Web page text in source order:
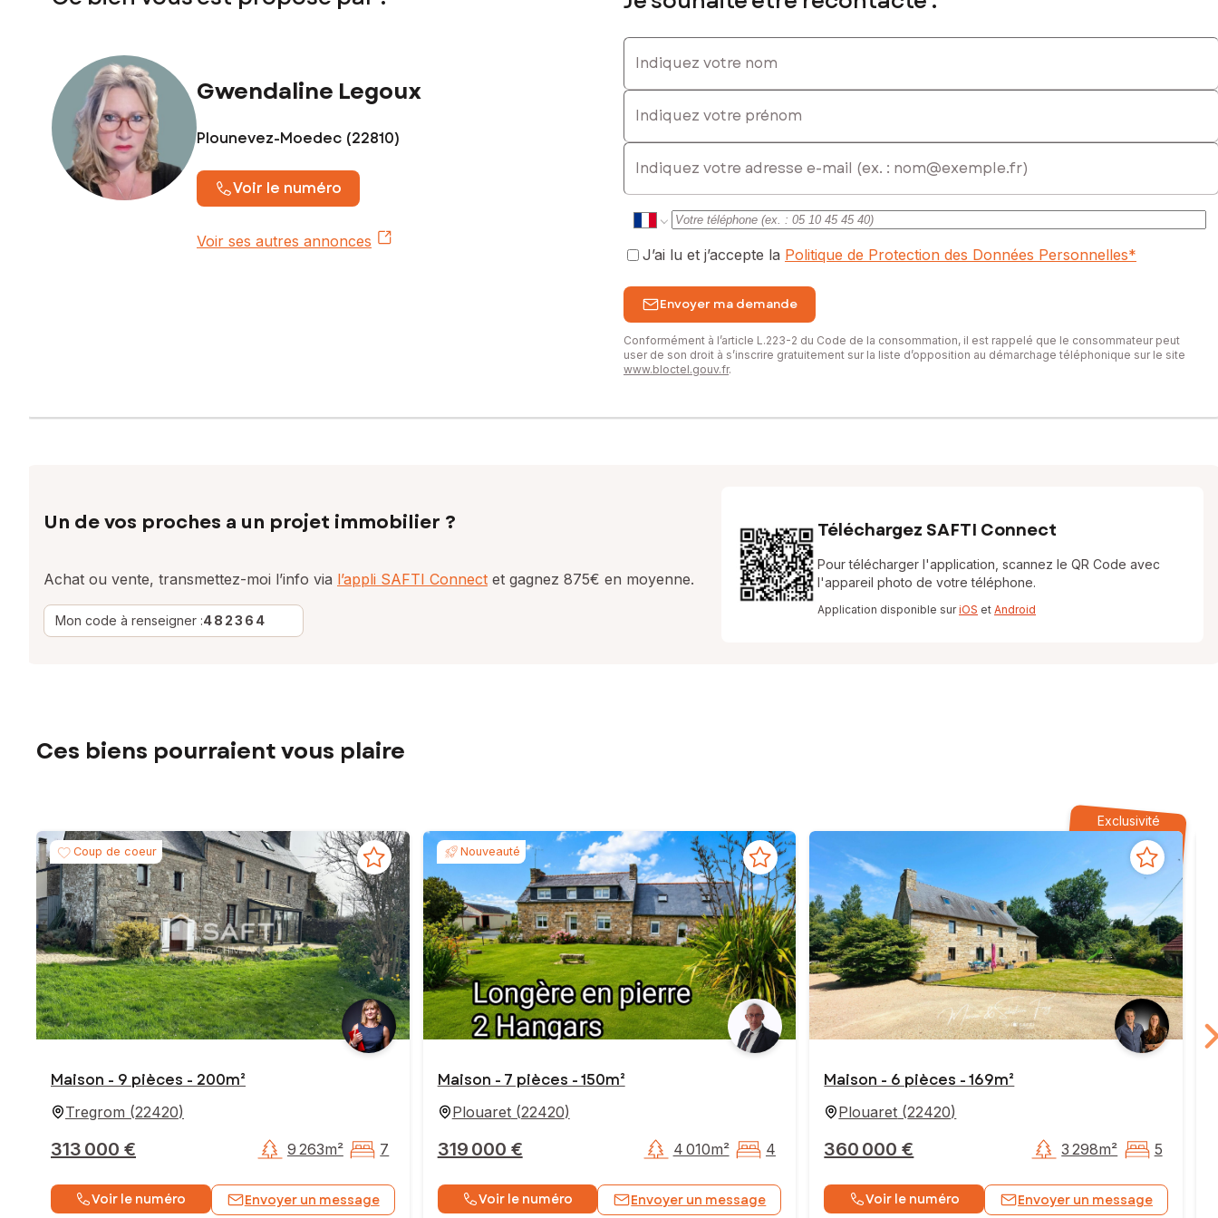
Gwendaline Legoux
Plounevez-Moedec (22810)
Voir le numéro
Voir ses autres annonces
Indiquez votre nom
Indiquez votre prénom
E-mail
J’ai lu et j’accepte la Politique de Protection des Données Personnelles*
Envoyer ma demande
Conformément à l’article L.223-2 du Code de la consommation, il est rappelé que le consommateur peut
user de son droit à s’inscrire gratuitement sur la liste d’opposition au démarchage téléphonique sur le site
www.bloctel.gouv.fr.
Un de vos proches a un projet immobilier ?
Achat ou vente, transmettez-moi l’info via l’appli SAFTI Connect et gagnez 875€ en moyenne.
Mon code à renseigner :482364
Téléchargez SAFTI Connect
Pour télécharger l'application, scannez le QR Code avec
l'appareil photo de votre téléphone.
Application disponible suriOS et Android
Ces biens pourraient vous plaire
Coup de coeur
Maison - 9 pièces - 200m²
Tregrom (22420)
313 000 € 9 263m² 7
Voir le numéro Envoyer un message
Nouveauté
Maison - 7 pièces - 150m²
Plouaret(22420)
319 000 € 4 010m² 4
Voir le numéro Envoyer un message
Exclusivité
Maison - 6 pièces - 169m²
Plouaret (22420)
360 000 € 3 298m² 5
Voir le numéro Envoyer un message